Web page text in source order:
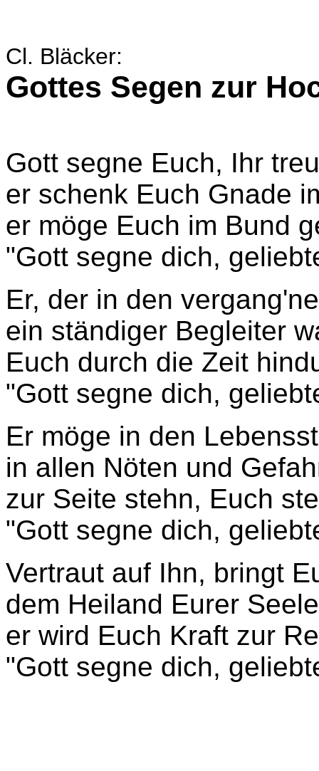
Cl. Bläcker:
Gottes Segen zur
Gott segne Euch, Ihr
er schenk Euch Gnade
er möge Euch im Bund
"Gott segne dich,
Er, der in den
ein ständiger Begleiter
Euch durch die Zeit
"Gott segne dich,
Er möge in den
in allen Nöten und
zur Seite stehn, Euch
"Gott segne dich,
Vertraut auf Ihn, bringt
dem Heiland Eurer
er wird Euch Kraft zur
"Gott segne dich,